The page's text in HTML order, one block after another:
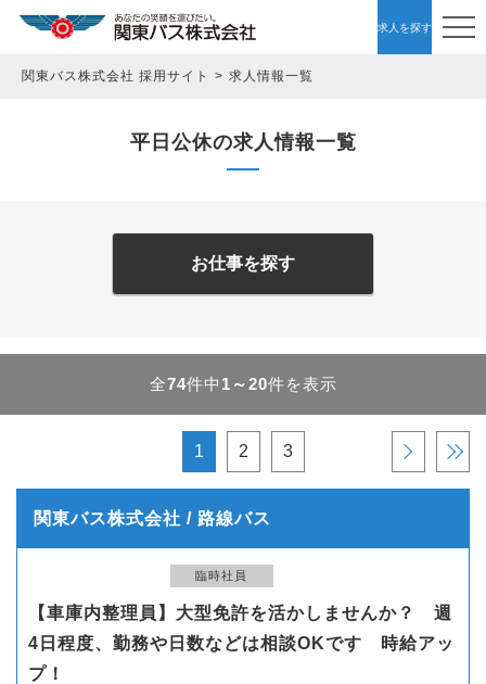
求人を探す
関東バス株式会社 採用サイト 求人情報一覧
平日公休の求人情報一覧
お仕事を探す
全74件中 1～20件を表示
1 2 3 › »
関東バス株式会社 / 路線バス
臨時社員
【車庫内整理員】大型免許を活かしませんか？ 週
4日程度、勤務や日数などは相談OKです 時給アッ
プ！